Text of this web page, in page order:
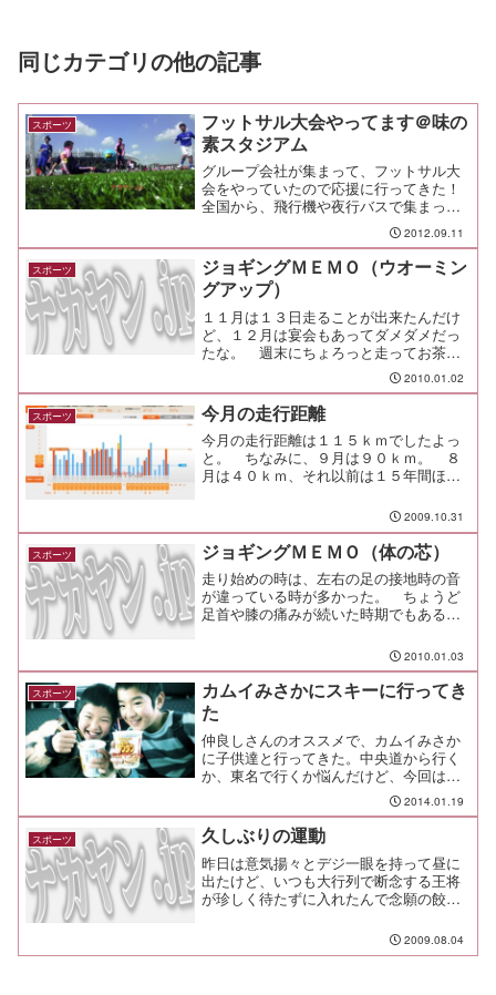
同じカテゴリの他の記事
スポーツ
フットサル大会やってます＠味の
素スタジアム
グループ会社が集まって、フットサル大
会をやっていたので応援に行ってきた！
全国から、飛行機や夜行バスで集まった
2,000人以上の仲間達が、炎天下のフット
サルコートを走り回る。アミノバイタル
フィールドを6面のフットサルコートに分
けて、それぞれで...
2012.09.11
スポーツ
ジョギングＭＥＭＯ（ウオーミン
グアップ）
１１月は１３日走ることが出来たんだけ
ど、１２月は宴会もあってダメダメだっ
たな。 週末にちょろっと走ってお茶を
濁している感じで、脂肪が貯まりやす
く、貯める機会も増える冬場としては、
もう悲しくなるくらいの走りっぷりだ。
そうは言っても、走ることに...
2010.01.02
スポーツ 今月の走行距離
今月の走行距離は１１５ｋｍでしたよっ
と。 ちなみに、９月は９０ｋｍ。 ８
月は４０ｋｍ、それ以前は１５年間ほど
あってスロースタート、痛みが治ってき
たので調子に乗って月の半ばにガッツリ
走って、今度は足首を痛め...
2009.10.31
スポーツ ジョギングＭＥＭＯ（体の芯）
走り始めの時は、左右の足の接地時の音
が違っている時が多かった。 ちょうど
足首や膝の痛みが続いた時期でもあるん
の悪さにあるんじゃないだろうか？走り
ながら足の運びに注意していると、左右
の足の接地するタイミング...
2010.01.03
スポーツ
カムイみさかにスキーに行ってき
た
仲良しさんのオススメで、カムイみさか
に子供達と行ってきた。中央道から行く
か、東名で行くか悩んだけど、今回は東
名～富士五湖道路で、チェーンも用意し
たけどずーっとノーマルタイヤで問題無
く辿り着けた。駐車場はゲレンデの左右
に大きく2つあって、端の...
2014.01.19
スポーツ 久しぶりの運動
昨日は意気揚々とデジ一眼を持って昼に
出たけど、いつも大行列で断念する王将
が珍しく待たずに入れたんで念願の餃子
としてて餡はジューシーな餃子に喜び勇
んでシャッターを切ろうとしたら、実は
2009.08.04